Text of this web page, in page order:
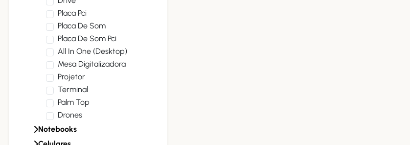
Placa Pci
Placa De Som
Placa De Som Pci
All In One (desktop)
Mesa Digitalizadora
Projetor
Terminal
Palm Top
Drones
Notebooks